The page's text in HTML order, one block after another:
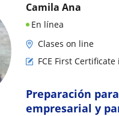
Camila Ana
En línea
Clases on line
FCE First
Preparación
empresarial y